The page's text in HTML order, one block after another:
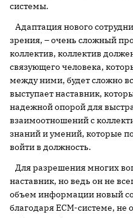
системы.
Адаптация нового
зрения, – очень сложный
коллектив, коллектив
связующего человека,
между ними, будет сложно
выступает наставник,
надежной опорой для
взаимоотношений с
знаний и умений, которые
войти в должность.
Для разрешения многих
наставник, но ведь он не
объем информации новый
благодаря ECM-системе, не